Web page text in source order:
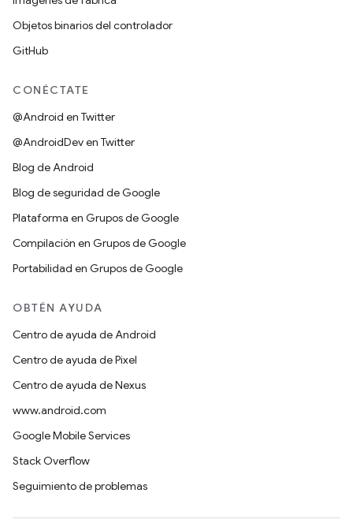
Objetos binarios del controlador
GitHub
CONÉCTATE
@Android en Twitter
@AndroidDev en Twitter
Blog de Android
Blog de seguridad de Google
Plataforma en Grupos de Google
Compilación en Grupos de Google
Portabilidad en Grupos de Google
OBTÉN AYUDA
Centro de ayuda de Android
Centro de ayuda de Pixel
Centro de ayuda de Nexus
www.android.com
Google Mobile Services
Stack Overflow
Seguimiento de problemas